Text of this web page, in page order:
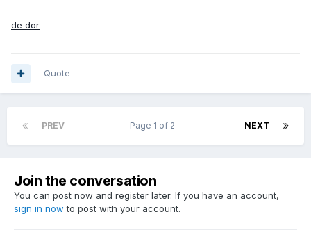
de dor
Quote
PREV NEXT
Page 1 of 2
Join the conversation
You can post now and register later. If you have an account,
sign in now to post with your account.